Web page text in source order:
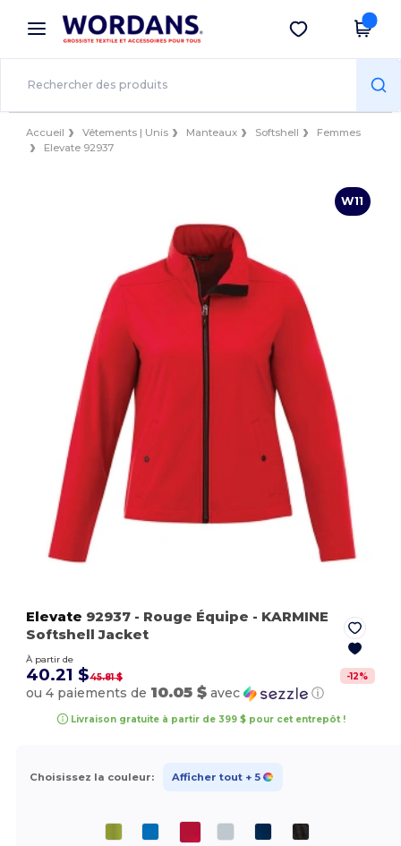
× Appli Wordans
Meilleurs prix sur l’app !
Obtenir l'appli
Accueil Vêtements | Unis Manteaux Softshell
Femmes
Elevate 92937
W11
Elevate 92937 - Rouge Équipe - KARMINE
Softshell Jacket
À partir de
40.21 $45.81 $ -12%
ou 4 paiements de 10.05 $ avec ⓘ
Livraison gratuite à partir de 399 $ pour cet entrepôt !
Choisissez la couleur: Afficher tout + 5